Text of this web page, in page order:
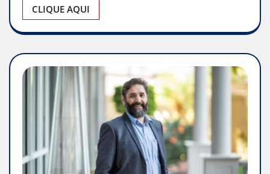
CLIQUE AQUI